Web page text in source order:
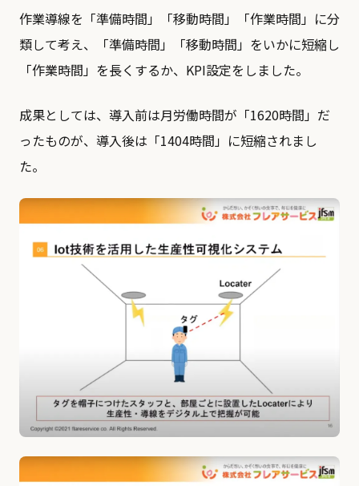
作業導線を「準備時間」「移動時間」「作業時間」に分
類して考え、「準備時間」「移動時間」をいかに短縮し
「作業時間」を長くするか、KPI設定をしました。
成果としては、導入前は月労働時間が「1620時間」だ
ったものが、導入後は「1404時間」に短縮されまし
た。